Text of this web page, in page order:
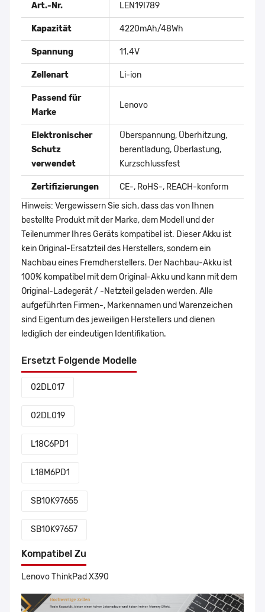
Art.-Nr. LEN19I789
Kapazität 4220mAh/48Wh
Spannung 11.4V
Zellenart Li-ion
Passend für
Marke
Lenovo
Elektronischer
Schutz
verwendet
Überspannung, Überhitzung,
berentladung, Überlastung,
Kurzschlussfest
Zertifizierungen
CE-, RoHS-, REACH-konform
Hinweis: Vergewissern Sie sich, dass das von Ihnen
bestellte Produkt mit der Marke, dem Modell und der
Teilenummer Ihres Geräts kompatibel ist. Dieser Akku ist
kein Original-Ersatzteil des Herstellers, sondern ein
Nachbau eines Fremdherstellers. Der Nachbau-Akku ist
100% kompatibel mit dem Original-Akku und kann mit dem
Original-Ladegerät / -Netzteil geladen werden. Alle
aufgeführten Firmen-, Markennamen und Warenzeichen
sind Eigentum des jeweiligen Herstellers und dienen
lediglich der eindeutigen Identifikation.
Ersetzt Folgende Modelle
02DL017
02DL019
L18C6PD1
L18M6PD1
SB10K97655
SB10K97657
Kompatibel Zu
Lenovo ThinkPad X390